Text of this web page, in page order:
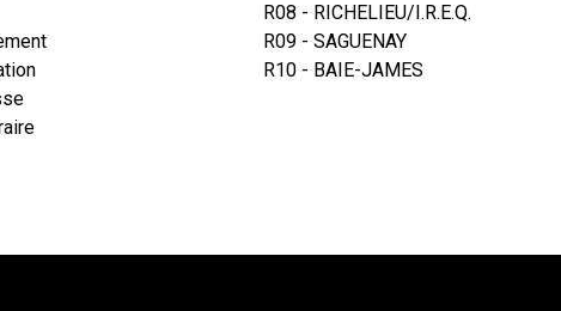
R08 - RICHELIEU/I.R.E.Q.
R09 - SAGUENAY
R10 - BAIE-JAMES